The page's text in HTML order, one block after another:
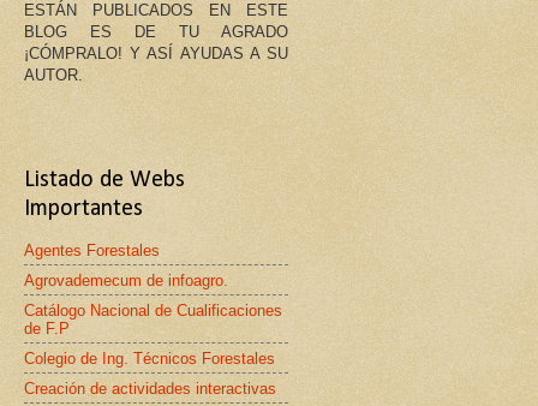
ESTÁN PUBLICADOS EN ESTE
BLOG ES DE TU AGRADO
¡CÓMPRALO! Y ASÍ AYUDAS A SU
AUTOR.
Listado de Webs
Importantes
Agentes Forestales
Agrovademecum de infoagro.
Catálogo Nacional de Cualificaciones
de F.P
Colegio de Ing. Técnicos Forestales
Creación de actividades interactivas